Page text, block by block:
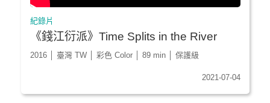
紀錄片
《錢江衍派》Time Splits in the River
2016 │ 臺灣 TW │ 彩色 Color │ 89 min │ 保護級
2021-07-04